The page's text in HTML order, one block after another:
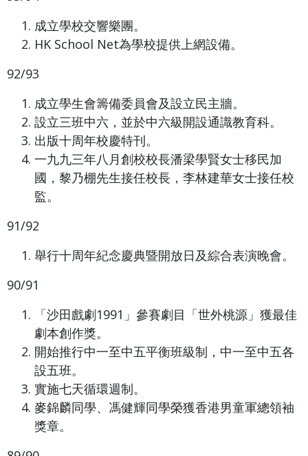
成立學校交響樂團。
HK School Net為學校提供上網設備。
92/93
成立學生會籌備委員會及設立民主牆。
設立三班中六，並於中六級開設通識教育科。
出版十周年校慶特刊。
一九九三年八月創校校長潘梁學賢女士移民加
國，黎乃棚先生接任校長，李林建華女士接任校
監。
91/92
舉行十周年紀念慶典暨開放日及綜合表演晚會。
90/91
「沙田戲劇1991」參賽劇目「世外桃源」獲最佳
劇本創作獎。
開始推行中一至中五平衡班級制，中一至中五各
設五班。
實施七天循環週制。
麥錦麟同學、馮健輝同學榮獲香港男童軍總領袖
獎章。